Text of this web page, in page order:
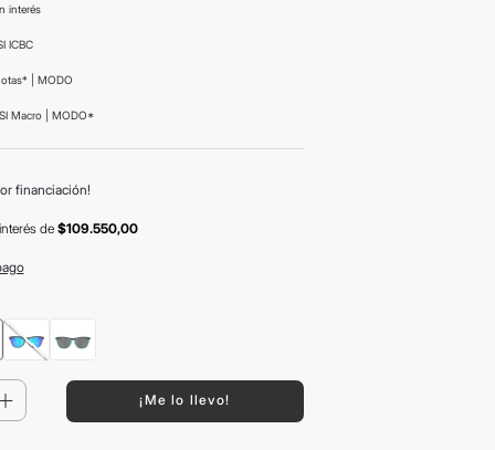
interés
ICBC
| MODO
Macro | MODO*
financiación!
de $109.550,00
¡Me lo llevo!